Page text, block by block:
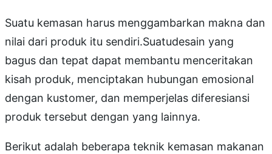
Suatu kemasan harus menggambarkan makna dan
nilai dari produk itu sendiri.Suatudesain yang
bagus dan tepat dapat membantu menceritakan
kisah produk, menciptakan hubungan emosional
dengan kustomer, dan memperjelas diferesiansi
produk tersebut dengan yang lainnya.
Berikut adalah beberapa teknik kemasan makanan